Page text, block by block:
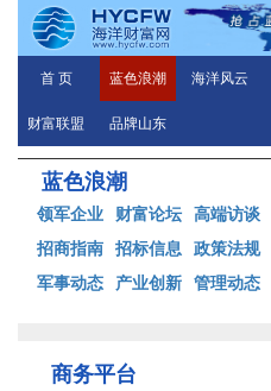
首 页 蓝色浪潮 海洋风云
财富联盟 品牌山东
蓝色浪潮
领军企业 财富论坛 高端访谈
招商指南 招标信息 政策法规
军事动态 产业创新 管理动态
商务平台